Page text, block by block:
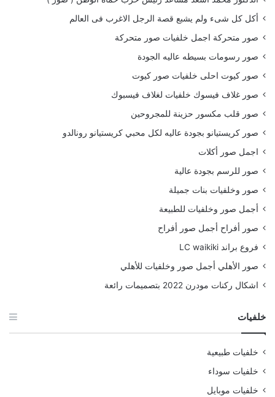
أكل كل شىء ولم يشبع قصة الرجل الاغرب فى العالم
صور متحركة اجمل خلفيات صور متحركة
صور رسومات بسيطه عاليه الجودة
صور كيوت احلى خلفيات صور كيوت
صور غلاف فيسوك خلفيات لغلاف فيسبوك
صور قلب مكسور حزينة للمجروحين
صور كريستيانو بجودة عاليه لكل محبي كريستيانو رونالدو
اجمل صور أكلات
صور للرسم بجودة عالية
صور وخلفيات بنات جميلة
أجمل صور وخلفيات للطبيعة
صور أفراح أجمل صور أفراح
فروع براند LC waikiki
صور الأهلي أجمل صور وخلفيات للأهلي
اشكال ركنات مودرن 2022 بتصميمات رائعة
خلفيات
خلفيات طبيعية
خلفيات سوداء
خلفيات موبايل